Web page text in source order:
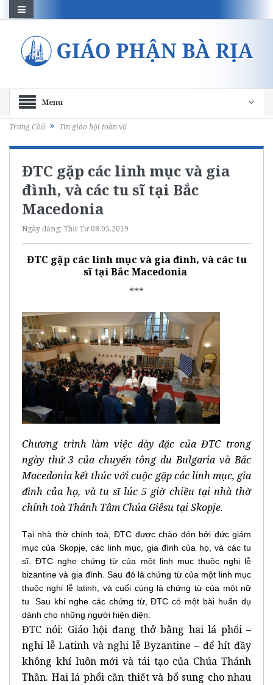
Menu
Trang Chủ Tin giáo hội toàn vũ
ĐTC gặp các linh mục và gia
đình, và các tu sĩ tại Bắc
Macedonia
Ngày đăng: Thứ Tư 08.05.2019
ĐTC gặp các linh mục và gia đình, và các tu
sĩ tại Bắc Macedonia
***
Chương trình làm việc dày đặc của ĐTC trong
ngày thứ 3 của chuyến tông du Bulgaria và Bắc
Macedonia kết thúc với cuộc gặp các linh mục, gia
đình của họ, và tu sĩ lúc 5 giờ chiều tại nhà thờ
chính toà Thánh Tâm Chúa Giêsu tại Skopje.
Tại nhà thờ chính toà, ĐTC được chào đón bởi đức giám
mục của Skopje, các linh mục, gia đình của họ, và các tu
sĩ. ĐTC nghe chứng từ của một linh mục thuộc nghi lễ
bizantine và gia đình. Sau đó là chứng từ của một linh mục
thuộc nghi lễ latinh, và cuối cùng là chứng từ của một nữ
tu. Sau khi nghe các chứng từ, ĐTC có một bài huấn dụ
dành cho những người hiện diện:
ĐTC nói: Giáo hội đang thở bằng hai lá phổi –
nghi lễ Latinh và nghi lễ Byzantine – để hít đầy
không khí luôn mới và tái tạo của Chúa Thánh
Thần. Hai lá phổi cần thiết và bổ sung cho nhau